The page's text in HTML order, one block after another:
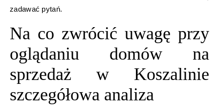
zadawać pytań.
Na co zwrócić uwagę przy
oglądaniu domów na
sprzedaż w Koszalinie
szczegółowa analiza